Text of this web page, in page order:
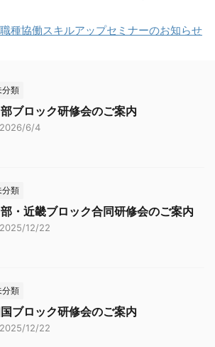
職種協働スキルアップセミナーのお知らせ
分類
ブロック研修会のご案内
2026/6/4
分類
・近畿ブロック合同研修会のご案内
2025/12/22
分類
ブロック研修会のご案内
2025/12/22